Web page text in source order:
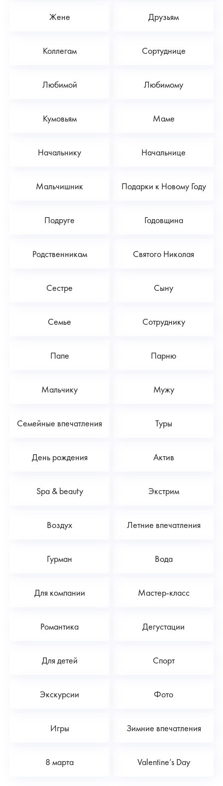
Жене Друзьям
Коллегам Сортуднице
Любимой Любимому
Кумовьям Маме
Начальнику Начальнице
Мальчишник Подарки к Новому Году
Подруге Годовщина
Родственникам Святого Николая
Сестре Сыну
Семье Сотруднику
Папе Парню
Мальчику Мужу
Семейные впечатления Туры
День рождения Актив
Spa & beauty Экстрим
Воздух Летние впечатления
Гурман Вода
Для компании Мастер-класс
Романтика Дегустации
Для детей Спорт
Экскурсии Фото
Игры Зимние впечатления
8 марта Valentine’s Day